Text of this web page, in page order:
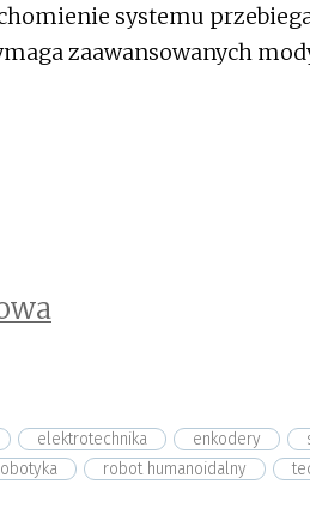
systemu
zaawansowanych
elektrotechnika enkodery
robot humanoidalny